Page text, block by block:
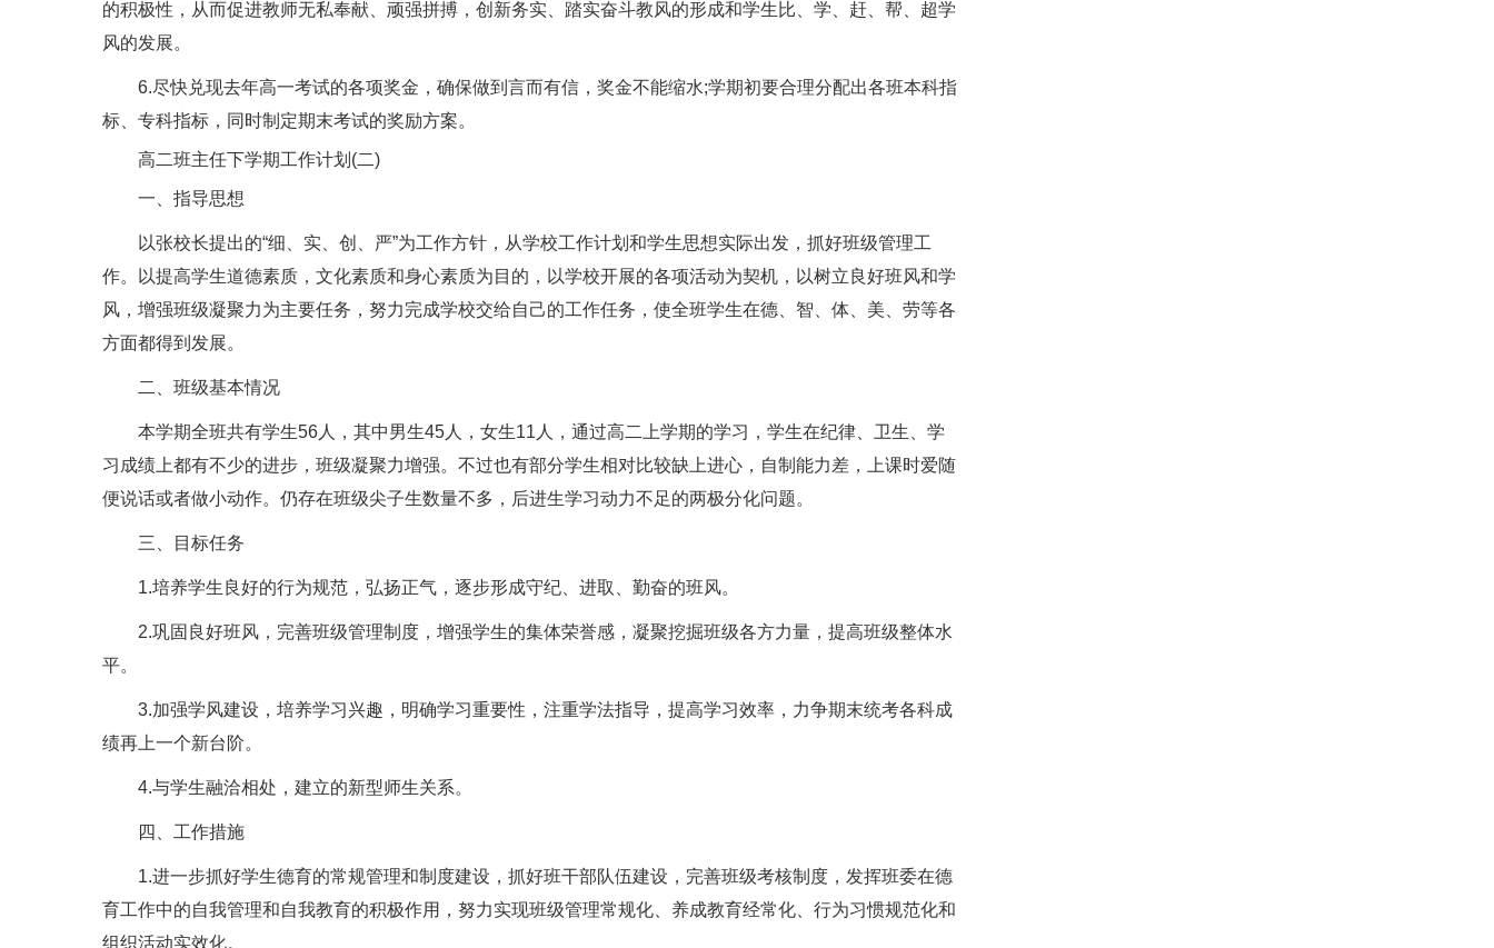
的积极性，从而促进教师无私奉献、顽强拼搏，创新务实、踏实奋斗教风的形成和学生比、学、赶、帮、超学
风的发展。
6.尽快兑现去年高一考试的各项奖金，确保做到言而有信，奖金不能缩水;学期初要合理分配出各班本科指
标、专科指标，同时制定期末考试的奖励方案。
高二班主任下学期工作计划(二)
一、指导思想
以张校长提出的“细、实、创、严”为工作方针，从学校工作计划和学生思想实际出发，抓好班级管理工
作。以提高学生道德素质，文化素质和身心素质为目的，以学校开展的各项活动为契机，以树立良好班风和学
风，增强班级凝聚力为主要任务，努力完成学校交给自己的工作任务，使全班学生在德、智、体、美、劳等各
方面都得到发展。
二、班级基本情况
本学期全班共有学生56人，其中男生45人，女生11人，通过高二上学期的学习，学生在纪律、卫生、学
习成绩上都有不少的进步，班级凝聚力增强。不过也有部分学生相对比较缺上进心，自制能力差，上课时爱随
便说话或者做小动作。仍存在班级尖子生数量不多，后进生学习动力不足的两极分化问题。
三、目标任务
1.培养学生良好的行为规范，弘扬正气，逐步形成守纪、进取、勤奋的班风。
2.巩固良好班风，完善班级管理制度，增强学生的集体荣誉感，凝聚挖掘班级各方力量，提高班级整体水
平。
3.加强学风建设，培养学习兴趣，明确学习重要性，注重学法指导，提高学习效率，力争期末统考各科成
绩再上一个新台阶。
4.与学生融洽相处，建立的新型师生关系。
四、工作措施
1.进一步抓好学生德育的常规管理和制度建设，抓好班干部队伍建设，完善班级考核制度，发挥班委在德
育工作中的自我管理和自我教育的积极作用，努力实现班级管理常规化、养成教育经常化、行为习惯规范化和
组织活动实效化。